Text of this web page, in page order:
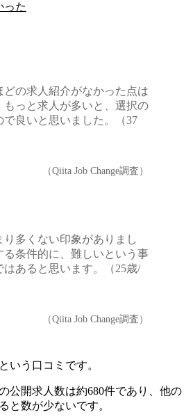
った
どの求人紹介がなかった点は
もっと求人が多いと、選択の
で良いと思いました。（37
（Qiita Job Change調査）
り多くない印象がありまし
る条件的に、難しいという事
はあると思います。（25歳/
（Qiita Job Change調査）
いう口コミです。
公開求人数は約680件であり、 他の
と数が少ないです。